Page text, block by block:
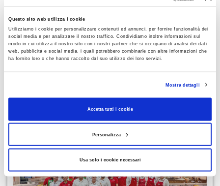
Questo sito web utilizza i cookie
Utilizziamo i cookie per personalizzare contenuti ed annunci, per fornire funzionalità dei
social media e per analizzare il nostro traffico. Condividiamo inoltre informazioni sul
modo in cui utilizza il nostro sito con i nostri partner che si occupano di analisi dei dati
web, pubblicità e social media, i quali potrebbero combinarle con altre informazioni che
ha fornito loro o che hanno raccolto dal suo utilizzo dei loro servizi.
Mostra dettagli
Accetta tutti i cookie
Personalizza
Usa solo i cookie necessari
violenza si può.